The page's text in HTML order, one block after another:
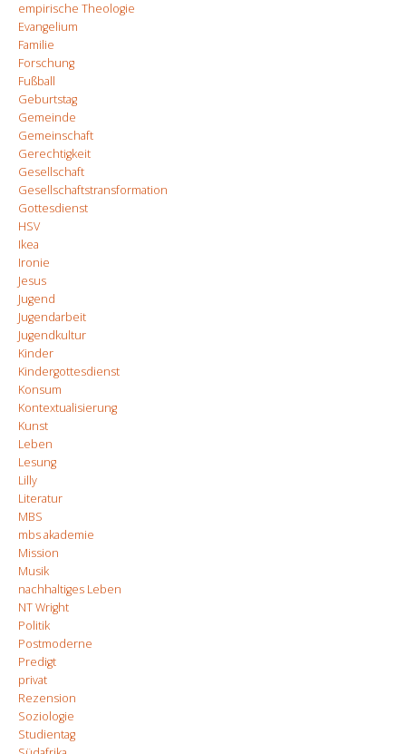
empirische Theologie
Evangelium
Familie
Forschung
Fußball
Geburtstag
Gemeinde
Gemeinschaft
Gerechtigkeit
Gesellschaft
Gesellschaftstransformation
Gottesdienst
HSV
Ikea
Ironie
Jesus
Jugend
Jugendarbeit
Jugendkultur
Kinder
Kindergottesdienst
Konsum
Kontextualisierung
Kunst
Leben
Lesung
Lilly
Literatur
MBS
mbs akademie
Mission
Musik
nachhaltiges Leben
NT Wright
Politik
Postmoderne
Predigt
privat
Rezension
Soziologie
Studientag